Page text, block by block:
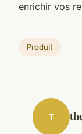
enrichir vos
Produit
T